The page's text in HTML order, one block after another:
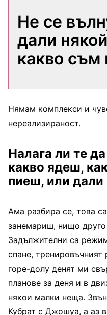
Не се
дали
какво съм
Нямам комплекси и
нереализираност.
Налага ли те
какво ядеш,
пиеш, или дали
Ама разбира се, това
занемариш, нищо
Задължителни са
спане,
горе-долу денят ми
планове за деня и в
някои малки неща.
Кубрат с Джошуа, а аз